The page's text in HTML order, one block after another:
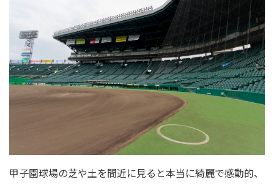
甲子園球場の芝や土を間近に見ると本当に綺麗で感動的、